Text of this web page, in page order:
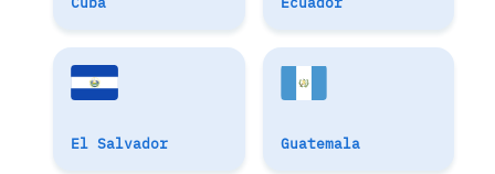
El Salvador Guatemala